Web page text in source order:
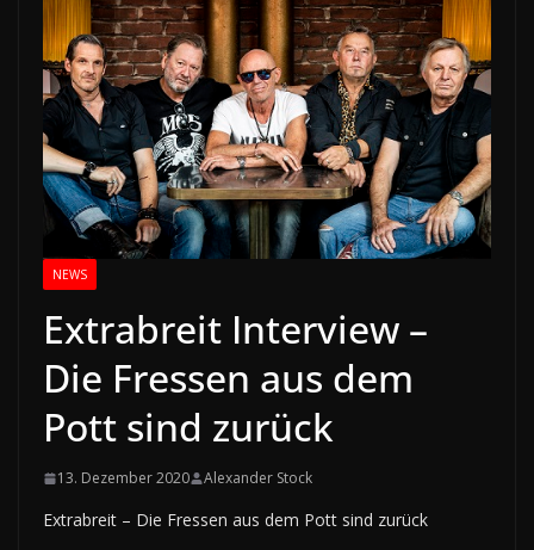
NEWS
Extrabreit Interview –
Die Fressen aus dem
Pott sind zurück
13. Dezember 2020 Alexander Stock
Extrabreit – Die Fressen aus dem Pott sind zurück